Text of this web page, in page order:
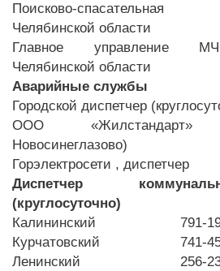
Поисково-спасательная
Челябинской области
Главное управление
Челябинской области
Аварийные службы
Городской диспетчер
ООО «Жилстандарт»
Новосинеглазово)
Горэлектросети , диспетчер
Диспетчер
(круглосуточно)
Калининский
791-
Курчатовский
741-
Ленинский
256-